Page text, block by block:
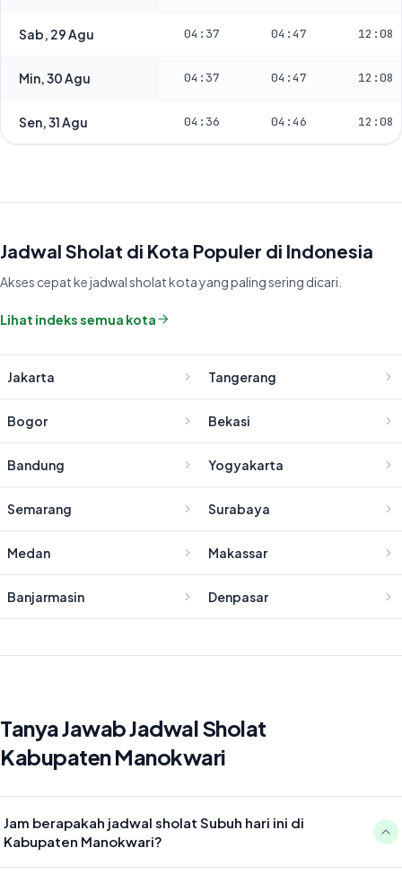
Sab, 29 Agu 04:37 04:47 12:08
Min, 30 Agu 04:37 04:47 12:08
Sen, 31 Agu 04:36 04:46 12:08
Jadwal Sholat di Kota Populer di Indonesia
Akses cepat ke jadwal sholat kota yang paling sering dicari.
Lihat indeks semua kota
Jakarta Tangerang
Bogor Bekasi
Bandung Yogyakarta
Semarang Surabaya
Medan Makassar
Banjarmasin Denpasar
Tanya Jawab Jadwal Sholat
Kabupaten Manokwari
Jam berapakah jadwal sholat Subuh hari ini di
Kabupaten Manokwari?